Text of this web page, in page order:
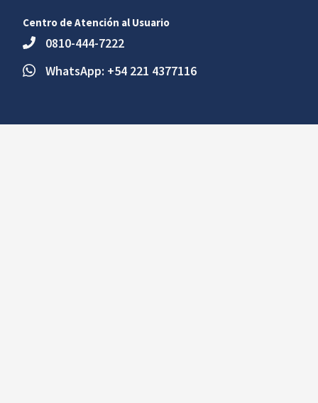
Centro de Atención al Usuario
0810-444-7222
WhatsApp: +54 221 4377116